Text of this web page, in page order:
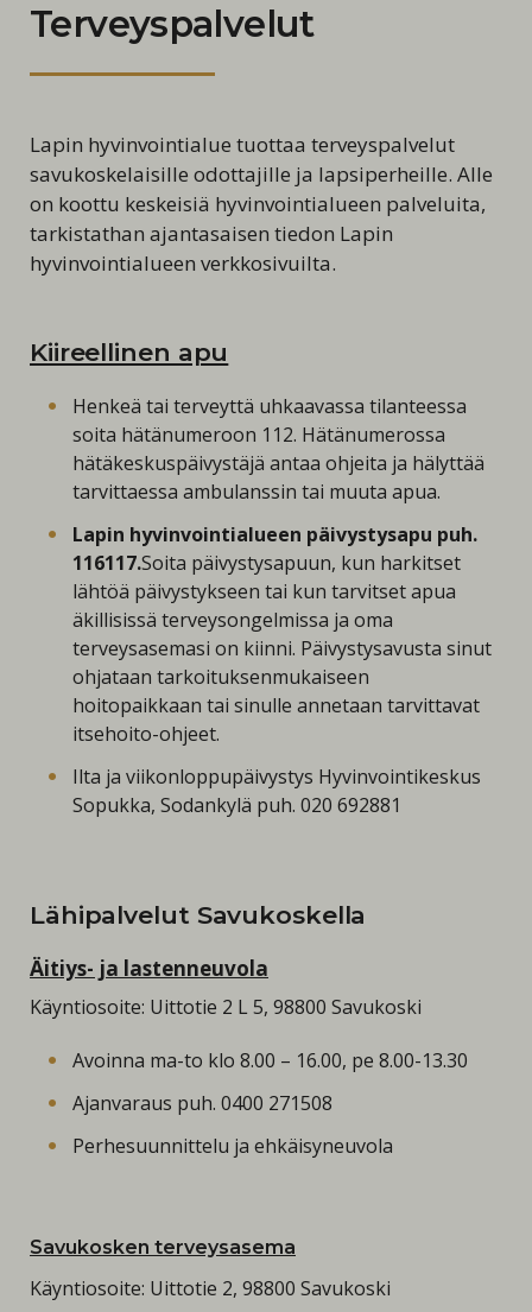
Terveyspalvelut
Lapin hyvinvointialue tuottaa terveyspalvelut
savukoskelaisille odottajille ja lapsiperheille. Alle
on koottu keskeisiä hyvinvointialueen palveluita,
tarkistathan ajantasaisen tiedon Lapin
hyvinvointialueen verkkosivuilta.
Kiireellinen apu
Henkeä tai terveyttä uhkaavassa tilanteessa
soita hätänumeroon 112. Hätänumerossa
hätäkeskuspäivystäjä antaa ohjeita ja hälyttää
tarvittaessa ambulanssin tai muuta apua.
Lapin hyvinvointialueen päivystysapu puh.
116117.Soita päivystysapuun, kun harkitset
lähtöä päivystykseen tai kun tarvitset apua
äkillisissä terveysongelmissa ja oma
terveysasemasi on kiinni. Päivystysavusta sinut
ohjataan tarkoituksenmukaiseen
hoitopaikkaan tai sinulle annetaan tarvittavat
itsehoito-ohjeet.
Ilta ja viikonloppupäivystys Hyvinvointikeskus
Sopukka, Sodankylä puh. 020 692881
Lähipalvelut Savukoskella
Äitiys- ja lastenneuvola
Käyntiosoite: Uittotie 2 L 5, 98800 Savukoski
Avoinna ma-to klo 8.00 – 16.00, pe 8.00-13.30
Ajanvaraus puh. 0400 271508
Perhesuunnittelu ja ehkäisyneuvola
Savukosken terveysasema
Käyntiosoite: Uittotie 2, 98800 Savukoski